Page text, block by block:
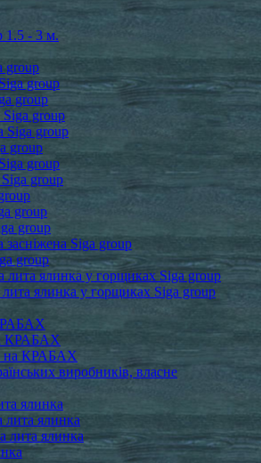
1.5 - 3 м.
group
group
group
group
Siga group
group
group
Siga group
group
group
засніжена Siga group
group
лита ялинка у горщиках Siga group
лита ялинка у горщиках Siga group
КРАБАХ
на КРАБАХ
виробників, власне
ялинка
лита ялинка
лита ялинка